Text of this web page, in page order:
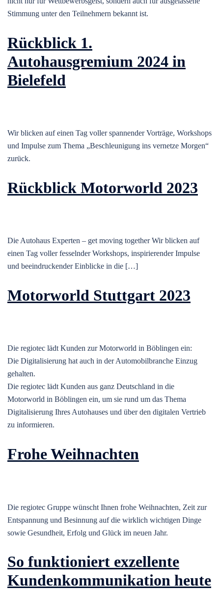
Stimmung unter den Teilnehmern bekannt ist.
Rückblick 1.
Autohausgremium 2024 in
Bielefeld
Wir blicken auf einen Tag voller spannender Vorträge, Workshops
und Impulse zum Thema „Beschleunigung ins vernetze Morgen“
zurück.
Rückblick Motorworld 2023
Die Autohaus Experten – get moving together Wir blicken auf
einen Tag voller fesselnder Workshops, inspirierender Impulse
und beeindruckender Einblicke in die […]
Motorworld Stuttgart 2023
Die regiotec lädt Kunden zur Motorworld in Böblingen ein:
Die Digitalisierung hat auch in der Automobilbranche Einzug
gehalten.
Die regiotec lädt Kunden aus ganz Deutschland in die
Motorworld in Böblingen ein, um sie rund um das Thema
Digitalisierung Ihres Autohauses und über den digitalen Vertrieb
zu informieren.
Frohe Weihnachten
Die regiotec Gruppe wünscht Ihnen frohe Weihnachten, Zeit zur
Entspannung und Besinnung auf die wirklich wichtigen Dinge
sowie Gesundheit, Erfolg und Glück im neuen Jahr.
So funktioniert exzellente
Kunden­kommunikation heute